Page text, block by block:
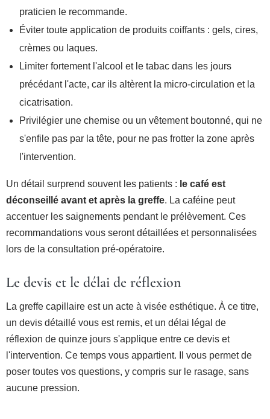
praticien le recommande.
Éviter toute application de produits coiffants : gels, cires,
crèmes ou laques.
Limiter fortement l'alcool et le tabac dans les jours
précédant l'acte, car ils altèrent la micro-circulation et la
cicatrisation.
Privilégier une chemise ou un vêtement boutonné, qui ne
s'enfile pas par la tête, pour ne pas frotter la zone après
l'intervention.
Un détail surprend souvent les patients : le café est
déconseillé avant et après la greffe. La caféine peut
accentuer les saignements pendant le prélèvement. Ces
recommandations vous seront détaillées et personnalisées
lors de la consultation pré-opératoire.
Le devis et le délai de réflexion
La greffe capillaire est un acte à visée esthétique. À ce titre,
un devis détaillé vous est remis, et un délai légal de
réflexion de quinze jours s'applique entre ce devis et
l'intervention. Ce temps vous appartient. Il vous permet de
poser toutes vos questions, y compris sur le rasage, sans
aucune pression.